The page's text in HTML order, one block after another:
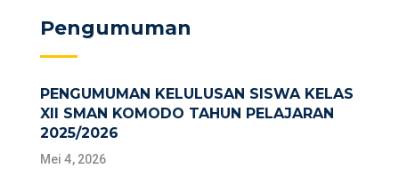
Pengumuman
PENGUMUMAN KELULUSAN SISWA KELAS
XII SMAN KOMODO TAHUN PELAJARAN
2025/2026
Mei 4, 2026